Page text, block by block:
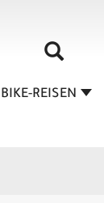
BIKE-REISEN